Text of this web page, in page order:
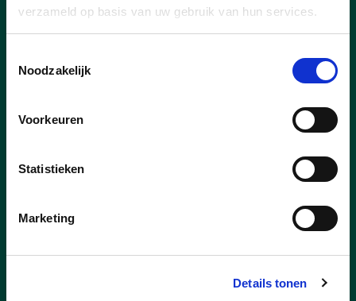
verzameld op basis van uw gebruik van hun services.
Noodzakelijk
Voorkeuren
Statistieken
Marketing
Details tonen